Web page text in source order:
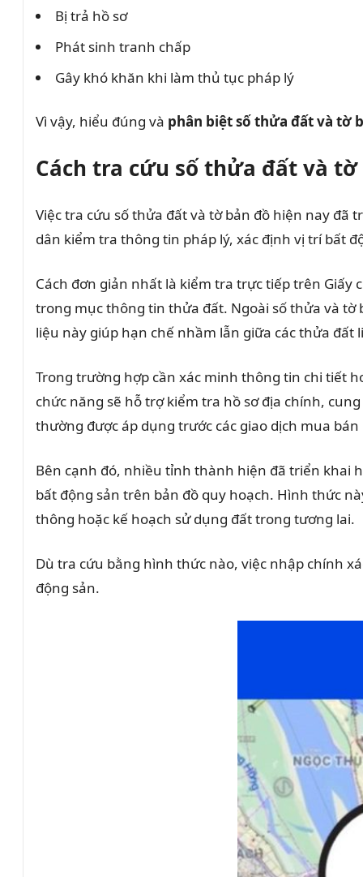
Bị trả hồ sơ
Phát sinh tranh chấp
Gây khó khăn khi làm thủ tục pháp lý
Vì vậy, hiểu đúng và phân biệt số thửa đất và tờ
Cách tra cứu số thửa đất và
Việc tra cứu số thửa đất và tờ bản đồ hiện nay
dân kiểm tra thông tin pháp lý, xác định vị trí bất
Cách đơn giản nhất là kiểm tra trực tiếp trên
trong mục thông tin thửa đất. Ngoài số thửa và tờ
liệu này giúp hạn chế nhầm lẫn giữa các thửa
Trong trường hợp cần xác minh thông tin chi tiết
chức năng sẽ hỗ trợ kiểm tra hồ sơ địa chính,
thường được áp dụng trước các giao dịch mua
Bên cạnh đó, nhiều tỉnh thành hiện đã triển khai
bất động sản trên bản đồ quy hoạch. Hình thức
thông hoặc kế hoạch sử dụng đất trong tương lai.
Dù tra cứu bằng hình thức nào, việc nhập chính
động sản.